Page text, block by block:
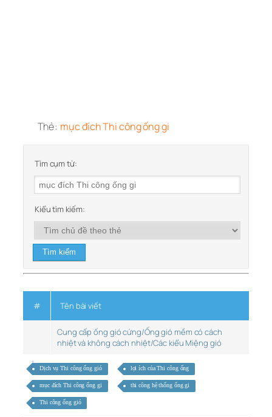
Thẻ: mục đích Thi công ống gi
Tìm cụm từ:
Kiểu tìm kiếm:
# Tên bài viết
Cung cấp ống gió cứng/Ống gió mềm có cách
nhiệt và không cách nhiệt/Các kiểu Miệng gió
Dịch vụ Thi công ống gió lợi ích của Thi công ống
mục đích Thi công ống gi thi công hệ thống ống gi
Thi công ống gió